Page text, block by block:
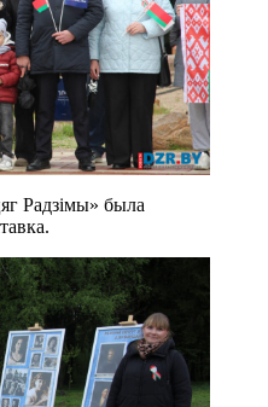
Радзiмы» была